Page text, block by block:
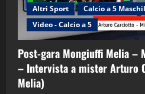
Altri Sport Calcio a 5
Video - Calcio a 5
Post-gara Mongiuffi Melia –
– Intervista a mister Arturo
Melia)